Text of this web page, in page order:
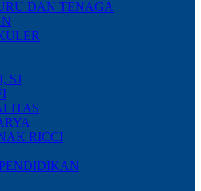
DAN TENAGA
SJ
RICCI